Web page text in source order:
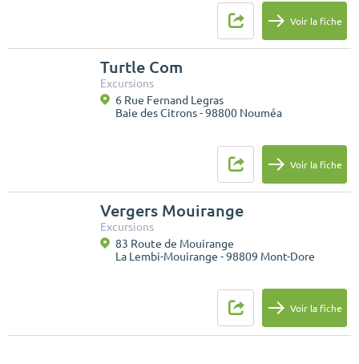
Voir la fiche
Turtle Com
Excursions
6 Rue Fernand Legras
Baie des Citrons - 98800 Nouméa
Voir la fiche
Vergers Mouirange
Excursions
83 Route de Mouirange
La Lembi-Mouirange - 98809 Mont-Dore
Voir la fiche